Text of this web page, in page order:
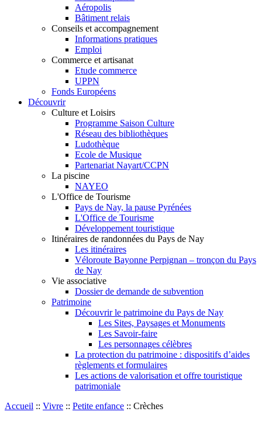
Aéropolis
Bâtiment relais
Conseils et accompagnement
Informations pratiques
Emploi
Commerce et artisanat
Etude commerce
UPPN
Fonds Européens
Découvrir
Culture et Loisirs
Programme Saison Culture
Réseau des bibliothèques
Ludothèque
Ecole de Musique
Partenariat Nayart/CCPN
La piscine
NAYEO
L'Office de Tourisme
Pays de Nay, la pause Pyrénées
L'Office de Tourisme
Développement touristique
Itinéraires de randonnées du Pays de Nay
Les itinéraires
Véloroute Bayonne Perpignan – tronçon du Pays
de Nay
Vie associative
Dossier de demande de subvention
Patrimoine
Découvrir le patrimoine du Pays de Nay
Les Sites, Paysages et Monuments
Les Savoir-faire
Les personnages célèbres
La protection du patrimoine : dispositifs d’aides
règlements et formulaires
Les actions de valorisation et offre touristique
patrimoniale
Accueil :: Vivre :: Petite enfance :: Crèches